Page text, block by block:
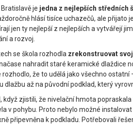
je jedna z nejlepších středních
hlásí tisíce uchazečů, ale přijato
jen ty nejlepší z nejlepších a vytvářejí
a rozvoj.
se škola rozhodla zrekonstruovat
nahradit staré keramické dlaždice
rozhodlo, že to udělá jako všechno ostatní
dlažbu až na původní podklad, který
když zjistili, že nivelační hmota popraskala
v pohybu. Proto nebylo možné
připevněna k podkladu. Potřebovali